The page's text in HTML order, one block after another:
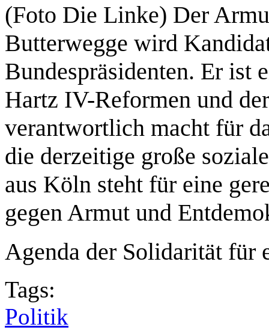
(Foto Die Linke) Der
Butterwegge wird
Bundespräsidenten. Er ist
Hartz IV-Reformen und
verantwortlich macht für
die derzeitige große
aus Köln steht für eine
gegen Armut und
Agenda der Solidarität für
Tags:
Politik